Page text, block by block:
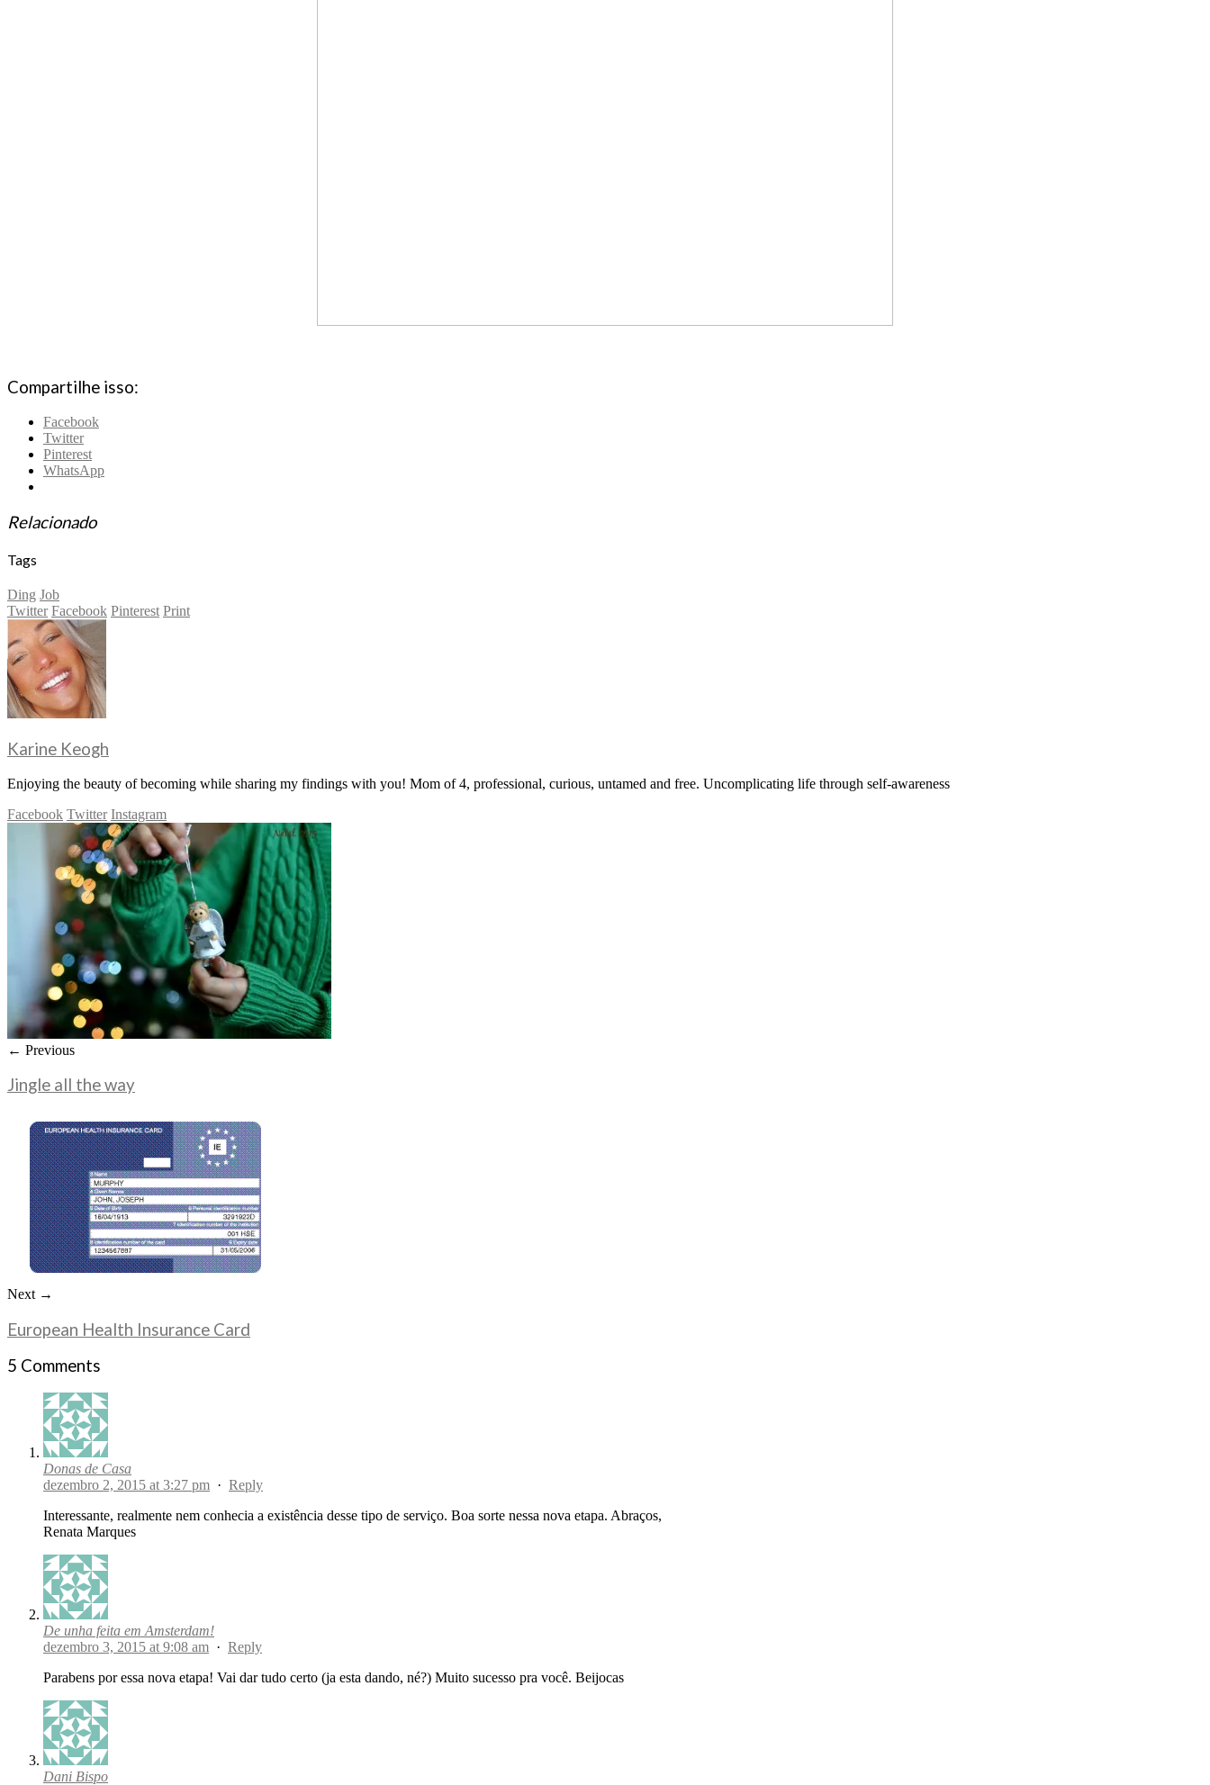
Compartilhe isso:
Facebook
Twitter
Pinterest
WhatsApp
Relacionado
Tags
Ding Job
Twitter Facebook Pinterest Print
Karine Keogh
Enjoying the beauty of becoming while sharing my findings with you! Mom of 4, professional, curious, untamed and free. Uncomplicating life through self-awareness
Facebook Twitter Instagram
← Previous
Jingle all the way
Next →
European Health Insurance Card
5 Comments
Donas de Casa
dezembro 2, 2015 at 3:27 pm · Reply
Interessante, realmente nem conhecia a existência desse tipo de serviço. Boa sorte nessa nova etapa. Abraços,
Renata Marques
De unha feita em Amsterdam!
dezembro 3, 2015 at 9:08 am · Reply
Parabens por essa nova etapa! Vai dar tudo certo (ja esta dando, né?) Muito sucesso pra você. Beijocas
Dani Bispo